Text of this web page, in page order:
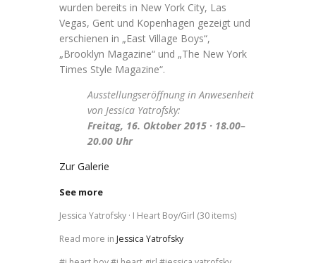
wurden bereits in New York City, Las
Vegas, Gent und Kopenhagen gezeigt und
erschienen in „East Village Boys“,
„Brooklyn Magazine“ und „The New York
Times Style Magazine“.
Ausstellungseröffnung in Anwesenheit
von Jessica Yatrofsky:
Freitag, 16. Oktober 2015 · 18.00–
20.00 Uhr
Zur Galerie
See more
Jessica Yatrofsky · I Heart Boy/Girl (30 items)
Read more in Jessica Yatrofsky